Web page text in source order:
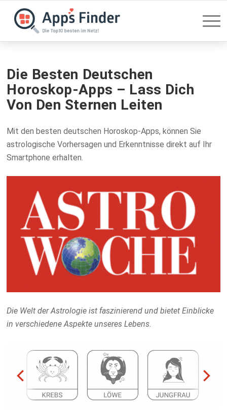
Die Besten Deutschen
Horoskop-Apps – Lass Dich
Von Den Sternen Leiten
Mit den besten deutschen Horoskop-Apps, können Sie
astrologische Vorhersagen und Erkenntnisse direkt auf Ihr
Smartphone erhalten.
Die Welt der Astrologie ist faszinierend und bietet Einblicke
in verschiedene Aspekte unseres Lebens.